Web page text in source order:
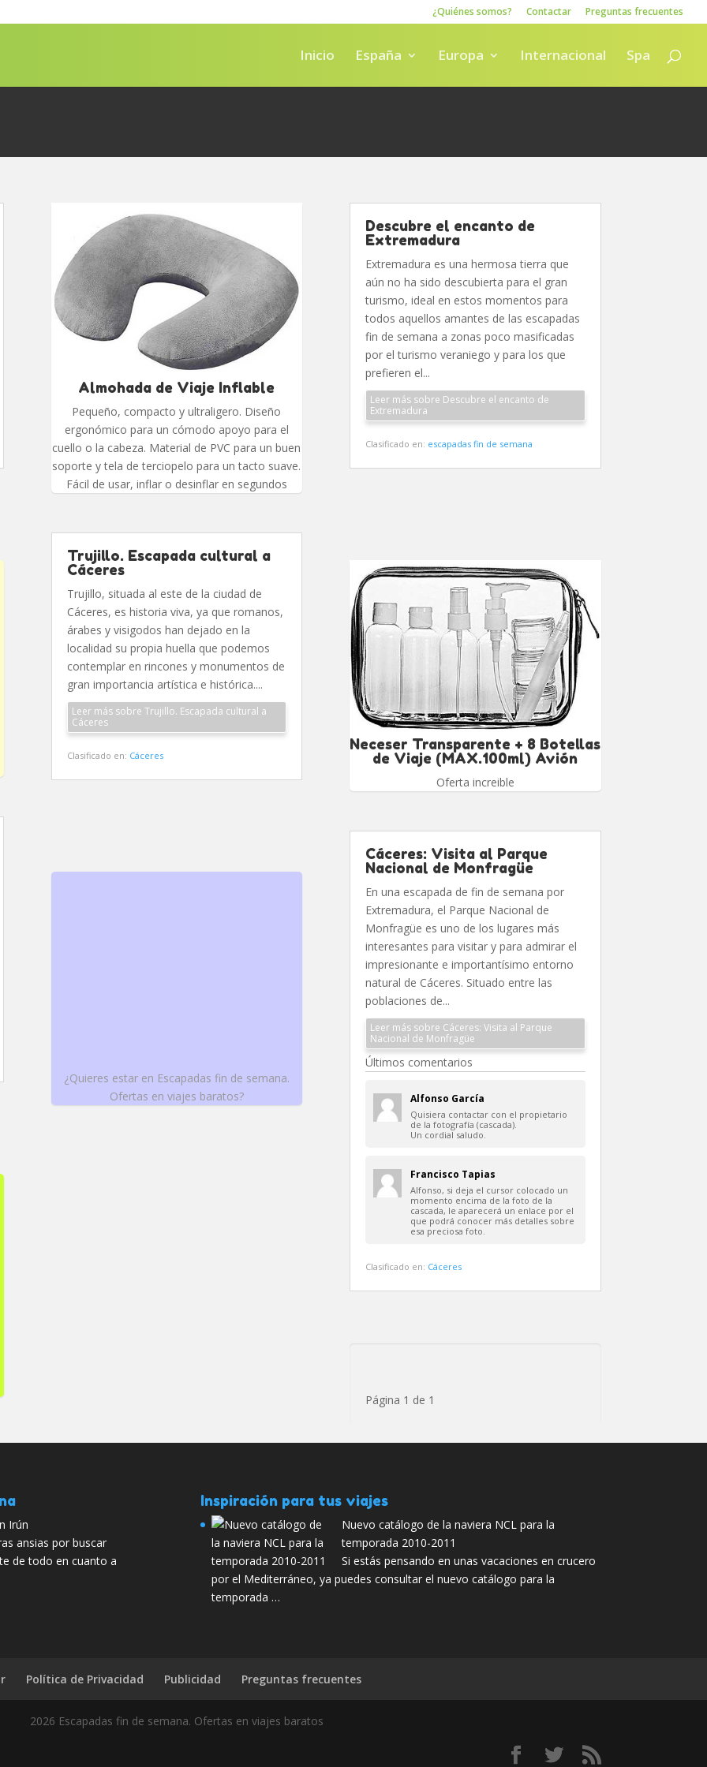
¿Quiénes somos? Contactar Preguntas frecuentes
Inicio España Europa Internacional Spa
Almohada de Viaje Inflable
Pequeño, compacto y ultraligero. Diseño
ergonómico para un cómodo apoyo para el
cuello o la cabeza. Material de PVC para un buen
soporte y tela de terciopelo para un tacto suave.
Fácil de usar, inflar o desinflar en segundos
Trujillo. Escapada cultural a
Cáceres
Trujillo, situada al este de la ciudad de
Cáceres, es historia viva, ya que romanos,
árabes y visigodos han dejado en la
localidad su propia huella que podemos
contemplar en rincones y monumentos de
gran importancia artística e histórica....
Leer más sobre Trujillo. Escapada cultural a
Cáceres
Clasificado en: Cáceres
¿Quieres estar en Escapadas fin de semana.
Ofertas en viajes baratos?
Descubre el encanto de
Extremadura
Extremadura es una hermosa tierra que
aún no ha sido descubierta para el gran
turismo, ideal en estos momentos para
todos aquellos amantes de las escapadas
fin de semana a zonas poco masificadas
por el turismo veraniego y para los que
prefieren el...
Leer más sobre Descubre el encanto de
Extremadura
Clasificado en: escapadas fin de semana
Neceser Transparente + 8 Botellas
de Viaje (MAX.100ml) Avión
Oferta increible
Cáceres: Visita al Parque
Nacional de Monfragüe
En una escapada de fin de semana por
Extremadura, el Parque Nacional de
Monfragüe es uno de los lugares más
interesantes para visitar y para admirar el
impresionante e importantísimo entorno
natural de Cáceres. Situado entre las
poblaciones de...
Leer más sobre Cáceres: Visita al Parque
Nacional de Monfragüe
Últimos comentarios
Alfonso García
Quisiera contactar con el propietario
de la fotografía (cascada).
Un cordial saludo.
Francisco Tapias
Alfonso, si deja el cursor colocado un
momento encima de la foto de la
cascada, le aparecerá un enlace por el
que podrá conocer más detalles sobre
esa preciosa foto.
Clasificado en: Cáceres
Página 1 de 1
Irún
ansias por buscar
de todo en cuanto a
Inspiración para tus viajes
Nuevo catálogo de la naviera NCL para la
temporada 2010-2011
Si estás pensando en unas vacaciones en crucero
por el Mediterráneo, ya puedes consultar el nuevo catálogo para la
temporada …
Política de Privacidad Publicidad Preguntas frecuentes
2026 Escapadas fin de semana. Ofertas en viajes baratos